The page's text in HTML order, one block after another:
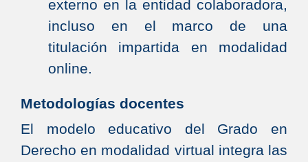
externo en la entidad colaboradora,
incluso en el marco de una
titulación impartida en modalidad
online.
Metodologías docentes
El modelo educativo del Grado en
Derecho en modalidad virtual integra las